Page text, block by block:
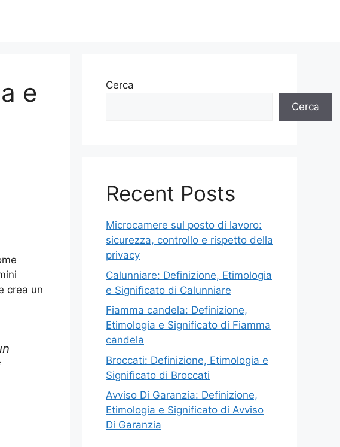
e
crea un
Cerca
Cerca
Recent Posts
Microcamere sul posto di lavoro:
sicurezza, controllo e rispetto della
privacy
Calunniare: Definizione, Etimologia
e Significato di Calunniare
Fiamma candela: Definizione,
Etimologia e Significato di Fiamma
candela
Broccati: Definizione, Etimologia e
Significato di Broccati
Avviso Di Garanzia: Definizione,
Etimologia e Significato di Avviso
Di Garanzia